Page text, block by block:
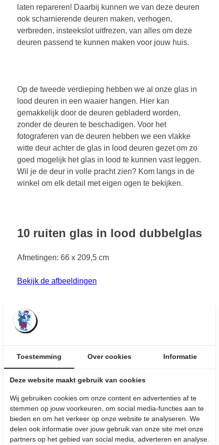
laten repareren! Daarbij kunnen we van deze deuren
ook scharnierende deuren maken, verhogen,
verbreden, insteekslot uitfrezen, van alles om deze
deuren passend te kunnen maken voor jouw huis.
Op de tweede verdieping hebben we al onze glas in
lood deuren in een waaier hangen. Hier kan
gemakkelijk door de deuren gebladerd worden,
zonder de deuren te beschadigen. Voor het
fotograferen van de deuren hebben we een vlakke
witte deur achter de glas in lood deuren gezet om zo
goed mogelijk het glas in lood te kunnen vast leggen.
Wil je de deur in volle pracht zien? Kom langs in de
winkel om elk detail met eigen ogen te bekijken.
10 ruiten glas in lood dubbelglas
Afmetingen: 66 x 209,5 cm
Bekijk de afbeeldingen
inclusief BTW
Stel hier je vraag over dit product:
Wij leverenmaatwerkproducten uit
eigen meubelmakerij
Bezorging aan huis
Gratisop te halen in de winkel (dinsdag
t/m zaterdag geopend )
Klanten beoordelen ons met een 4,7/5,0
Toestemming Over cookies Informatie
Deze website maakt gebruik van cookies
Wij gebruiken cookies om onze content en advertenties af te
stemmen op jouw voorkeuren, om social media-functies aan te
bieden en om het verkeer op onze website te analyseren. We
delen ook informatie over jouw gebruik van onze site met onze
partners op het gebied van social media, adverteren en analyse.